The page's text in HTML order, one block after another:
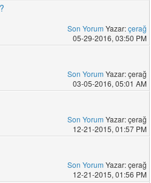
Son Yorum Yazar:çerağ
05-29-2016, 03:50 PM
Son Yorum Yazar: çerağ
03-05-2016, 05:01 AM
Son Yorum Yazar: çerağ
12-21-2015, 01:57 PM
Son Yorum Yazar: çerağ
12-21-2015, 01:56 PM